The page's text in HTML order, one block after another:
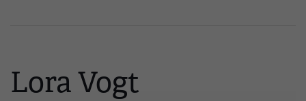
Lora Vogt